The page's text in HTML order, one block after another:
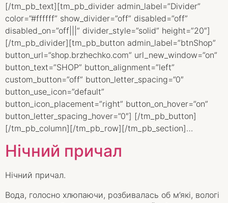
[/tm_pb_text][tm_pb_divider admin_label=”Divider”
color=”#ffffff” show_divider=”off” disabled=”off”
disabled_on=”off|||” divider_style=”solid” height=”20″]
[/tm_pb_divider][tm_pb_button admin_label=”btnShop”
button_url=”shop.brzhechko.com” url_new_window=”on”
button_text=”SHOP” button_alignment=”left”
custom_button=”off” button_letter_spacing=”0″
button_use_icon=”default”
button_icon_placement=”right” button_on_hover=”on”
button_letter_spacing_hover=”0″] [/tm_pb_button]
[/tm_pb_column][/tm_pb_row][/tm_pb_section]…
Нічний причал
Нічний причал.
Вода, голосно хлюпаючи, розбивалась об м’які, вологі